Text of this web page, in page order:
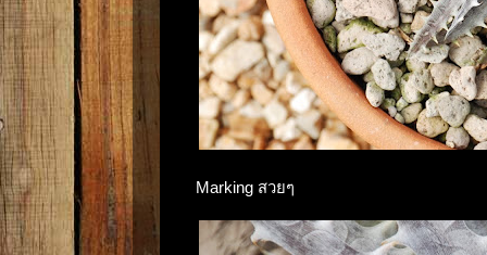
Marking สวยๆ